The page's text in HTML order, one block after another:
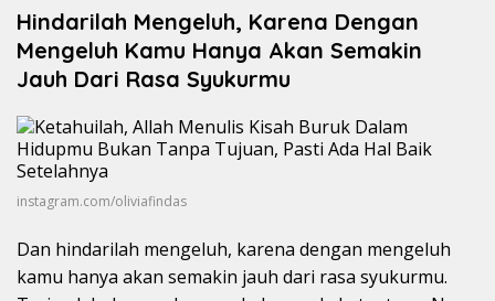
Hindarilah Mengeluh, Karena Dengan
Mengeluh Kamu Hanya Akan Semakin
Jauh Dari Rasa Syukurmu
instagram.com/oliviafindas
Dan hindarilah mengeluh, karena dengan mengeluh
kamu hanya akan semakin jauh dari rasa syukurmu.